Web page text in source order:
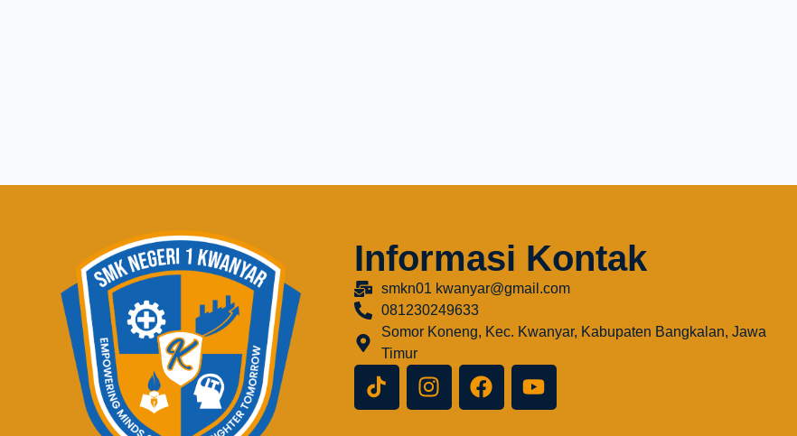
Informasi Kontak
smkn01 kwanyar@gmail.com
081230249633
Somor Koneng, Kec. Kwanyar, Kabupaten Bangkalan, Jawa
Timur